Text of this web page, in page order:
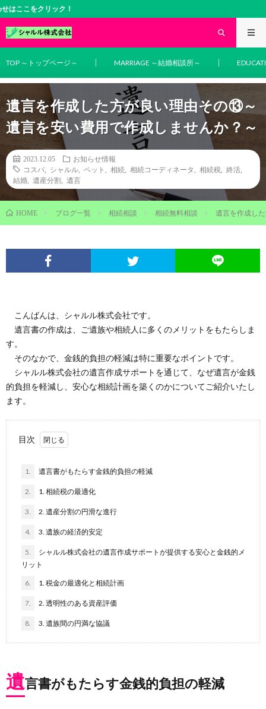
TOP ～トップページ～ MARRIAGE ～結婚相談所～
遺言を作成した方が良い理由その⑬～
遺言を安い費用で作成しませんか？～
2023.12.05
お知らせ情報
コスパ
シャルル ペット 相続 相続コーディネータ 相続税 終活
結婚
遺産分割 遺言
HOME ブログ一覧 相続相談 相続無料相談 遺言を作成し
こんばんは、シャルル株式会社です。
遺言書の作成は、ご遺族や相続人に多くのメリットをもたらしま
す。
そのなかで、金銭的負担の軽減は特に重要なポイントです。
シャルル株式会社の遺言作成サポートを通じて、なぜ遺言が金銭
的負担を軽減し、安心な相続計画を築くのかについてご紹介いたし
ます。
目次
1. 遺言書がもたらす金銭的負担の軽減
2. 1. 相続税の最適化
3. 2. 遺産分割の円滑な進行
4. 3. 遺族の経済的安定
5.
シャルル株式会社の遺言作成サポートが提供する安心と金銭的メ
リット
6. 1. 税金の最適化と相続計画
7. 2. 透明性のある資産評価
8. 3. 遺族間の円満な協議
遺言書がもたらす金銭的負担の軽減